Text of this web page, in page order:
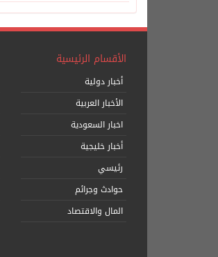
الأقسام الرئيسية
أخبار دولية
الأخبار العربية
اخبار السعودية
أخبار خليجية
رئيسي
حوادث وجرائم
المال والاقتصاد